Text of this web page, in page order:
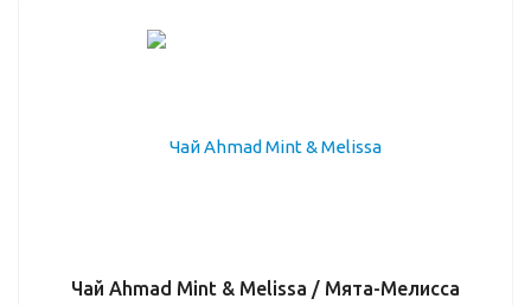
Чай Ahmad Mint & Melissa / Мята-Мелисса